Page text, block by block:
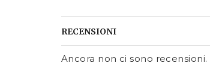
RECENSIONI
Ancora non ci sono recensioni.